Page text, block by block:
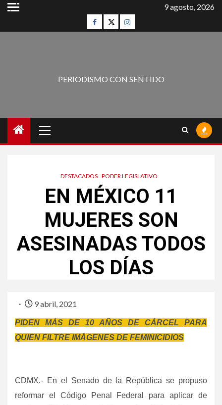
9 agosto, 2026
PERIODISMO CON SENTIDO
DESTACADOS PODER LEGISLATIVO
EN MÉXICO 11
MUJERES SON
ASESINADAS TODOS
LOS DÍAS
9 abril, 2021
PIDEN MÁS DE 10 AÑOS DE CÁRCEL PARA
QUIEN FILTRE IMÁGENES DE FEMINICIDIOS
CDMX.- En el Senado de la República se propuso
reformar el Código Penal Federal para aplicar de